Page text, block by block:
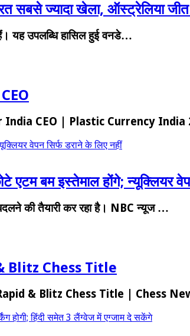
सबसे ज्यादा खेला, ऑस्ट्रेलिया
यह उपलब्धि हासिल हुई वनडे…
CEO | Plastic Currency India
वेपन सिर्फ डराने के लिए नहीं
एटम बम इस्तेमाल होंगे; न्यूक्लियर
की तैयारी कर रहा है। NBC न्यूज …
Blitz Chess Title
& Blitz Chess Title | Chess
होगी; हिंदी समेत 3 लैंग्वेज में एग्जाम दे सकेंगे